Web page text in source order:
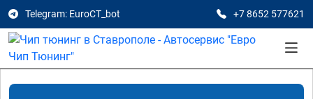
Telegram: EuroCT_bot +7 8652 577621